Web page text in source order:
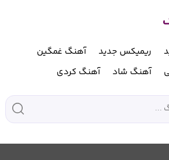
ریمیکس جدید
آهنگ غمگین
آهنگ شاد آهنگ کردی